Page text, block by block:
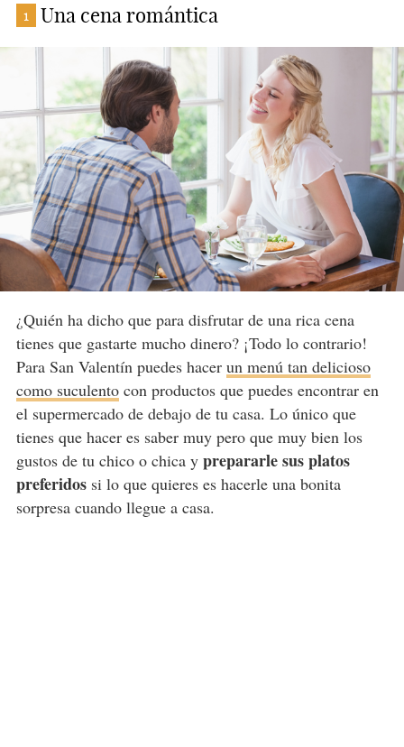
1 Una cena romántica
¿Quién ha dicho que para disfrutar de una rica cena
tienes que gastarte mucho dinero? ¡Todo lo contrario!
Para San Valentín puedes hacer un menú tan delicioso
como suculentocon productos que puedes encontrar en
el supermercado de debajo de tu casa. Lo único que
tienes que hacer es saber muy pero que muy bien los
gustos de tu chico o chica y prepararle sus platos
preferidossi lo que quieres es hacerle una bonita
sorpresa cuando llegue a casa.